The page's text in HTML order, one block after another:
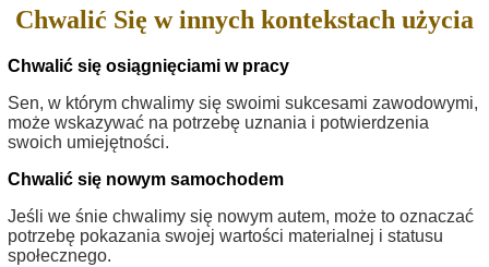
Chwalić Się w innych kontekstach użycia
Chwalić się osiągnięciami w pracy
Sen, w którym chwalimy się swoimi sukcesami zawodowymi,
może wskazywać na potrzebę uznania i potwierdzenia
swoich umiejętności.
Chwalić się nowym samochodem
Jeśli we śnie chwalimy się nowym autem, może to oznaczać
potrzebę pokazania swojej wartości materialnej i statusu
społecznego.